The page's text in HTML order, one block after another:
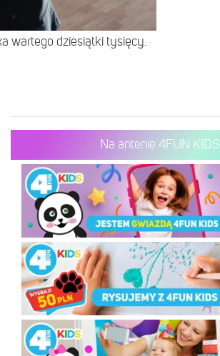
wartego dziesiątki tysięcy.
Na antenie 4FUN KIDS